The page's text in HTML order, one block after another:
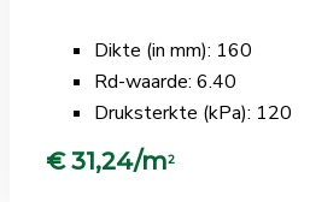
Dikte (in mm): 160
Rd-waarde: 6.40
Druksterkte (kPa): 120
€ 31,24/m2